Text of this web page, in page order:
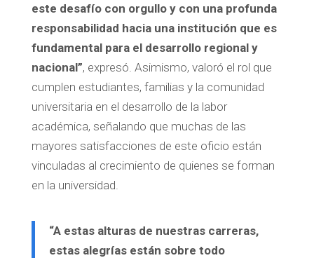
este desafío con orgullo y con una profunda
responsabilidad hacia una institución que es
fundamental para el desarrollo regional y
nacional”, expresó. Asimismo, valoró el rol que
cumplen estudiantes, familias y la comunidad
universitaria en el desarrollo de la labor
académica, señalando que muchas de las
mayores satisfacciones de este oficio están
vinculadas al crecimiento de quienes se forman
en la universidad.
“A estas alturas de nuestras carreras,
estas alegrías están sobre todo